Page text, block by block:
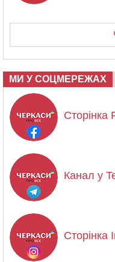
МИ У СОЦМЕРЕЖАХ
Сторінка
Канал у
Сторінка